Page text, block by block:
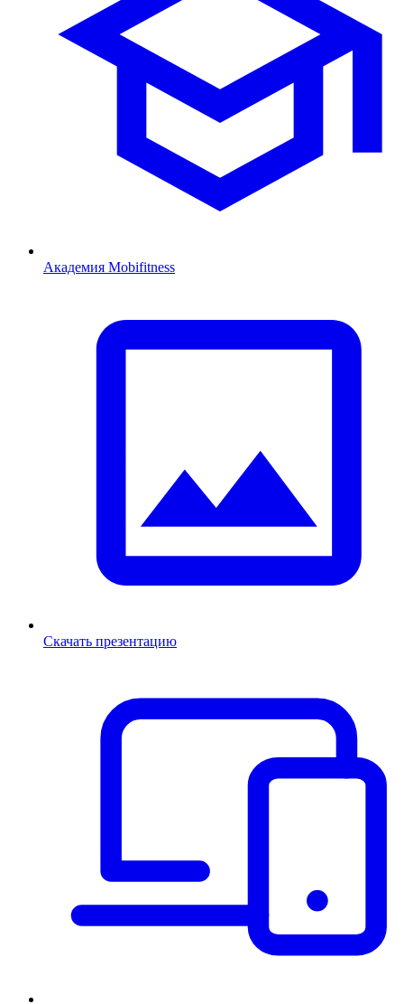
Академия Mobifitness
Скачать презентацию